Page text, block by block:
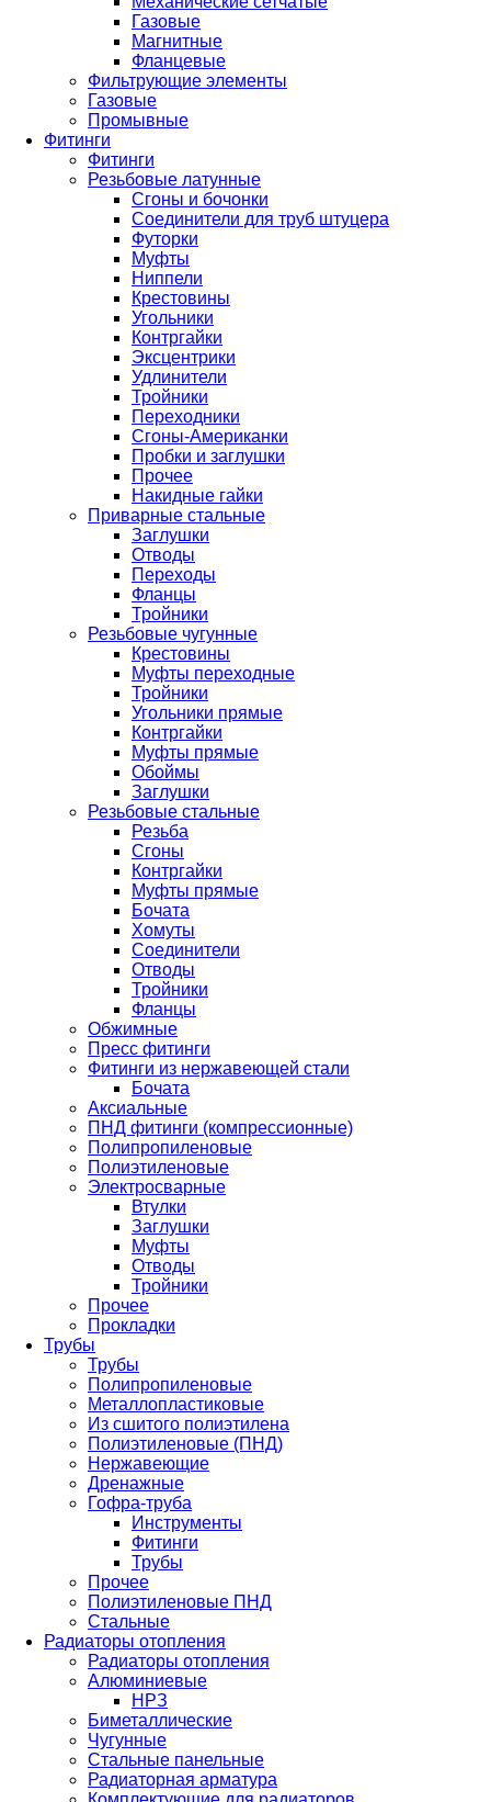
Газовые
Магнитные
Фланцевые
Фильтрующие элементы
Газовые
Промывные
Фитинги
Фитинги
Резьбовые латунные
Сгоны и бочонки
Соединители для труб штуцера
Футорки
Муфты
Ниппели
Крестовины
Угольники
Контргайки
Эксцентрики
Удлинители
Тройники
Переходники
Сгоны-Американки
Пробки и заглушки
Прочее
Накидные гайки
Приварные стальные
Заглушки
Отводы
Переходы
Фланцы
Тройники
Резьбовые чугунные
Крестовины
Муфты переходные
Тройники
Угольники прямые
Контргайки
Муфты прямые
Обоймы
Заглушки
Резьбовые стальные
Резьба
Сгоны
Контргайки
Муфты прямые
Бочата
Хомуты
Соединители
Отводы
Тройники
Фланцы
Обжимные
Пресс фитинги
Фитинги из нержавеющей стали
Бочата
Аксиальные
ПНД фитинги (компрессионные)
Полипропиленовые
Полиэтиленовые
Электросварные
Втулки
Заглушки
Муфты
Отводы
Тройники
Прочее
Прокладки
Трубы
Трубы
Полипропиленовые
Металлопластиковые
Из сшитого полиэтилена
Полиэтиленовые (ПНД)
Нержавеющие
Дренажные
Гофра-труба
Инструменты
Фитинги
Трубы
Прочее
Полиэтиленовые ПНД
Стальные
Радиаторы отопления
Радиаторы отопления
Алюминиевые
НРЗ
Биметаллические
Чугунные
Стальные панельные
Радиаторная арматура